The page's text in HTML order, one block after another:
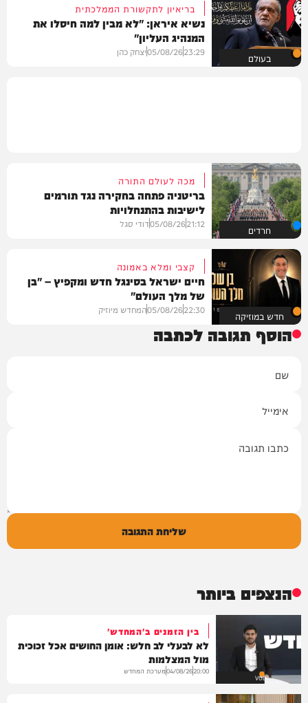
בעולם
בריאיון לתקשורת הממלכתית
נשיא איראן: "לא מבין למה חיסלו את
המנהיג העליון"
23:29
05/08/26יצחק כהן
חרדים
מכה לעולם התורה
בריטניה פתחה בחקירה נגד תורמים
לישיבות בהתנחלויות
21:12
05/08/26דודי סגל
חדש במוזיקה
קצבי ומלא באמונה
חיים ישראל בסינגל חדש ומקפיץ – "בן
של מלך העולם"
22:30
05/08/26המחדש מיוזיק
הוסף תגובה לכתבה
שליחת התגובה
הנצפים ביותר
VOD
בין הזמנים ב'המחדש'
לא לבעלי לב חלש: אומן החושים אכל זכוכית
מול המצלמות
20:00
04/08/26מערכת המחדש